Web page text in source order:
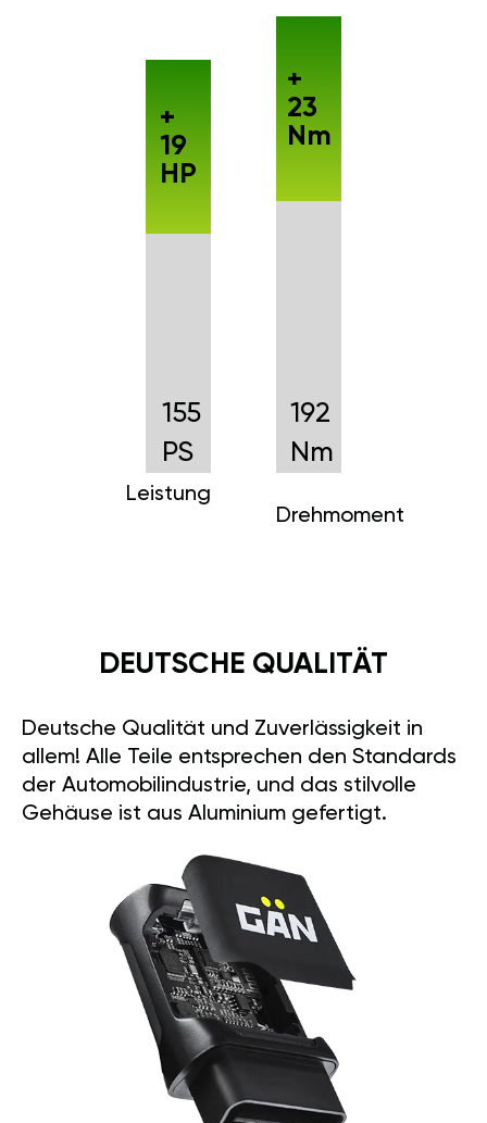
155
PS
Leistung
+
19
HP
192
Nm
Drehmoment
+
23
Nm
DEUTSCHE QUALITÄT
Deutsche Qualität und Zuverlässigkeit in
allem! Alle Teile entsprechen den Standards
der Automobilindustrie, und das stilvolle
Gehäuse ist aus Aluminium gefertigt.